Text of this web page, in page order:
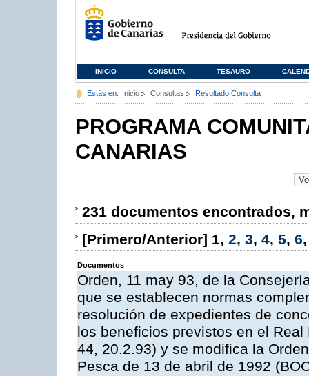
INICIO CONSULTA TESAURO
Estás en: Inicio Consultas Resultado Consulta
PROGRAMA
CANARIAS
231 documentos encontrados,
[Primero/Anterior] 1, 2, 3, 4, 5, 6
Documentos
Orden, 11 may 93, de la
que se establecen normas
resolución de expedientes de
los beneficios previstos en el
44, 20.2.93) y se modifica la
Pesca de 13 de abril de 1992